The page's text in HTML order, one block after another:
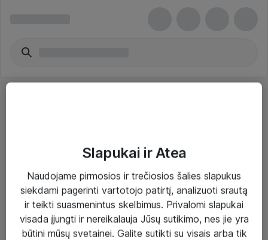
Paslaugos
Sprendimai
Įgyvendinti projektai
Slapukai ir Atea
Naudojame pirmosios ir trečiosios šalies slapukus
siekdami pagerinti vartotojo patirtį, analizuoti srautą
ir teikti suasmenintus skelbimus. Privalomi slapukai
visada įjungti ir nereikalauja Jūsų sutikimo, nes jie yra
būtini mūsų svetainei. Galite sutikti su visais arba tik